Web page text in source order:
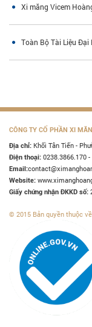
Xi măng Vicem
Toàn Bộ Tài Liệu
CÔNG TY CỔ PHẦN XI
Địa chỉ: Khối Tân Tiến -
Điện thoại: 0238.3866.170 -
Email:
Website:
Giấy chứng nhận ĐKKD số:
© 2015 Bản quyền thuộc